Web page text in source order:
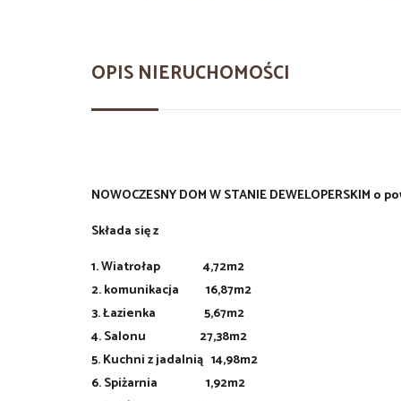
OPIS NIERUCHOMOŚCI
NOWOCZESNY DOM W STANIE DEWELOPERSKIM o
Składa się z
1. Wiatrołap 4,72m2
2. komunikacja 16,87m2
3. Łazienka 5,67m2
4. Salonu 27,38m2
5. Kuchni z jadalnią 14,98m2
6. Spiżarnia 1,92m2